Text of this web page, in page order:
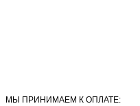
МЫ ПРИНИМАЕМ К ОПЛАТЕ: